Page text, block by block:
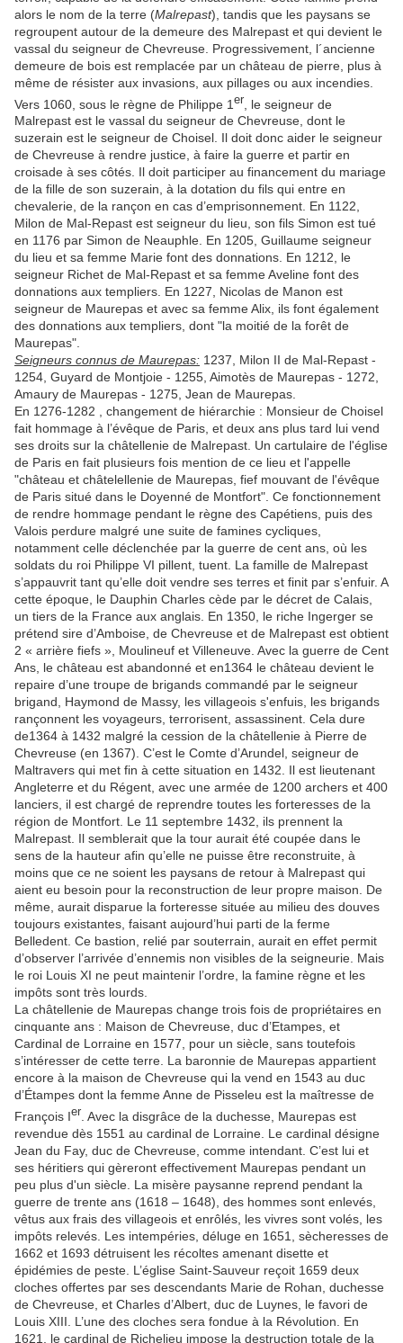
alors le nom de la terre (Malrepast), tandis que les paysans se
regroupent autour de la demeure des Malrepast et qui devient le
vassal du seigneur de Chevreuse. Progressivement, l´ancienne
demeure de bois est remplacée par un château de pierre, plus à
même de résister aux invasions, aux pillages ou aux incendies.
Vers 1060, sous le règne de Philippe 1 er , le seigneur de
Malrepast est le vassal du seigneur de Chevreuse, dont le
suzerain est le seigneur de Choisel. Il doit donc aider le seigneur
de Chevreuse à rendre justice, à faire la guerre et partir en
croisade à ses côtés. Il doit participer au financement du mariage
de la fille de son suzerain, à la dotation du fils qui entre en
chevalerie, de la rançon en cas d’emprisonnement. En 1122,
Milon de Mal-Repast est seigneur du lieu, son fils Simon est tué
en 1176 par Simon de Neauphle. En 1205, Guillaume seigneur
du lieu et sa femme Marie font des donnations. En 1212, le
seigneur Richet de Mal-Repast et sa femme Aveline font des
donnations aux templiers. En 1227, Nicolas de Manon est
seigneur de Maurepas et avec sa femme Alix, ils font également
des donnations aux templiers, dont "la moitié de la forêt de
Maurepas".
Seigneurs connus de Maurepas: 1237, Milon II de Mal-Repast -
1254, Guyard de Montjoie - 1255, Aimotès de Maurepas - 1272,
Amaury de Maurepas - 1275, Jean de Maurepas.
En 1276-1282 , changement de hiérarchie : Monsieur de Choisel
fait hommage à l’évêque de Paris, et deux ans plus tard lui vend
ses droits sur la châtellenie de Malrepast. Un cartulaire de l'église
de Paris en fait plusieurs fois mention de ce lieu et l'appelle
"château et châtelellenie de Maurepas, fief mouvant de l'évêque
de Paris situé dans le Doyenné de Montfort". Ce fonctionnement
de rendre hommage pendant le règne des Capétiens, puis des
Valois perdure malgré une suite de famines cycliques,
notamment celle déclenchée par la guerre de cent ans, où les
soldats du roi Philippe VI pillent, tuent. La famille de Malrepast
s’appauvrit tant qu’elle doit vendre ses terres et finit par s’enfuir. A
cette époque, le Dauphin Charles cède par le décret de Calais,
un tiers de la France aux anglais. En 1350, le riche Ingerger se
prétend sire d’Amboise, de Chevreuse et de Malrepast est obtient
2 « arrière fiefs », Moulineuf et Villeneuve. Avec la guerre de Cent
Ans, le château est abandonné et en1364 le château devient le
repaire d’une troupe de brigands commandé par le seigneur
brigand, Haymond de Massy, les villageois s'enfuis, les brigands
rançonnent les voyageurs, terrorisent, assassinent. Cela dure
de1364 à 1432 malgré la cession de la châtellenie à Pierre de
Chevreuse (en 1367). C’est le Comte d’Arundel, seigneur de
Maltravers qui met fin à cette situation en 1432. Il est lieutenant
Angleterre et du Régent, avec une armée de 1200 archers et 400
lanciers, il est chargé de reprendre toutes les forteresses de la
région de Montfort. Le 11 septembre 1432, ils prennent la
Malrepast. Il semblerait que la tour aurait été coupée dans le
sens de la hauteur afin qu’elle ne puisse être reconstruite, à
moins que ce ne soient les paysans de retour à Malrepast qui
aient eu besoin pour la reconstruction de leur propre maison. De
même, aurait disparue la forteresse située au milieu des douves
toujours existantes, faisant aujourd’hui parti de la ferme
Belledent. Ce bastion, relié par souterrain, aurait en effet permit
d’observer l’arrivée d’ennemis non visibles de la seigneurie. Mais
le roi Louis XI ne peut maintenir l’ordre, la famine règne et les
impôts sont très lourds.
La châtellenie de Maurepas change trois fois de propriétaires en
cinquante ans : Maison de Chevreuse, duc d’Etampes, et
Cardinal de Lorraine en 1577, pour un siècle, sans toutefois
s’intéresser de cette terre. La baronnie de Maurepas appartient
encore à la maison de Chevreuse qui la vend en 1543 au duc
d’Étampes dont la femme Anne de Pisseleu est la maîtresse de
François Ier . Avec la disgrâce de la duchesse, Maurepas est
revendue dès 1551 au cardinal de Lorraine. Le cardinal désigne
Jean du Fay, duc de Chevreuse, comme intendant. C’est lui et
ses héritiers qui gèreront effectivement Maurepas pendant un
peu plus d'un siècle. La misère paysanne reprend pendant la
guerre de trente ans (1618 – 1648), des hommes sont enlevés,
vêtus aux frais des villageois et enrôlés, les vivres sont volés, les
impôts relevés. Les intempéries, déluge en 1651, sècheresses de
1662 et 1693 détruisent les récoltes amenant disette et
épidémies de peste. L’église Saint-Sauveur reçoit 1659 deux
cloches offertes par ses descendants Marie de Rohan, duchesse
de Chevreuse, et Charles d’Albert, duc de Luynes, le favori de
Louis XIII. L’une des cloches sera fondue à la Révolution. En
1621, le cardinal de Richelieu impose la destruction totale de la